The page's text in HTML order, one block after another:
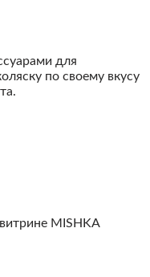
для
по своему вкусу
MISHKA